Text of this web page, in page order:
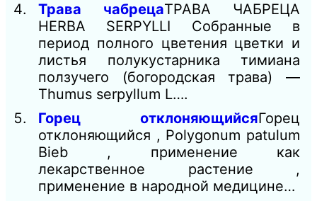
Трава чабрецаТРАВА ЧАБРЕЦА
HERBA SERPYLLI Собранные в
период полного цветения цветки и
листья полукустарника тимиана
ползучего (богородская трава) —
Thumus serpyllum L….
Горец отклоняющийсяГорец
отклоняющийся , Polygonum patulum
Bieb , применение как
лекарственное растение ,
применение в народной медицине…